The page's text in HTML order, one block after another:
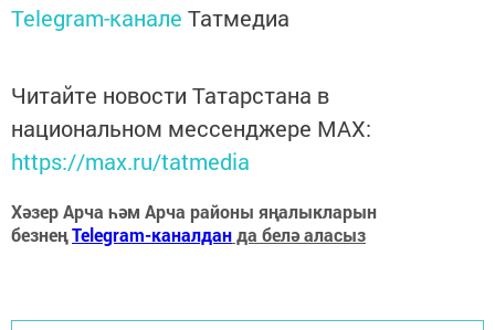
Telegram-канале Татмедиа
Читайте новости Татарстана в
национальном мессенджере MАХ:
https://max.ru/tatmedia
Хәзер Арча һәм Арча районы яңалыкларын
безнеңTelegram-каналданда белә аласыз